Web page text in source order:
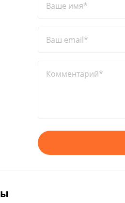
Ваше имя*
Ваш email*
Комментарий*